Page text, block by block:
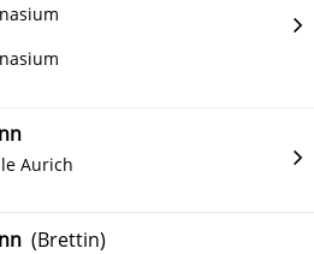
Aurich
(Brettin)